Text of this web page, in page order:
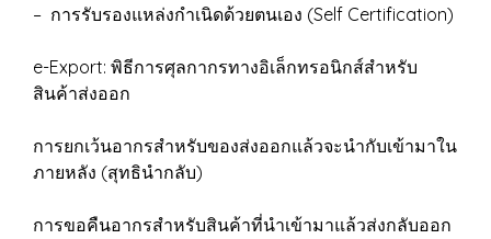
– การรับรองแหล่งกำเนิดด้วยตนเอง (Self Certification)
e-Export: พิธีการศุลกากรทางอิเล็กทรอนิกส์สำหรับ
สินค้าส่งออก
การยกเว้นอากรสำหรับของส่งออกแล้วจะนำกับเข้ามาใน
ภายหลัง (สุทธินำกลับ)
การขอคืนอากรสำหรับสินค้าที่นำเข้ามาแล้วส่งกลับออก